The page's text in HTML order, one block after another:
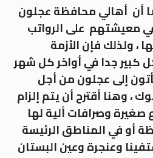
أن أهالي محافظة عجلون
معيشتهم على الرواتب
، ولذلك فإن الأزمة
كبير جدا في أواخر كل شهر
إلى عجلون من أجل
، وهنا أقترح أن يتم إلزام
صغيرة وصرافات ألية لها
أو في المناطق الرئيسة
وعنجرة وعين البستان